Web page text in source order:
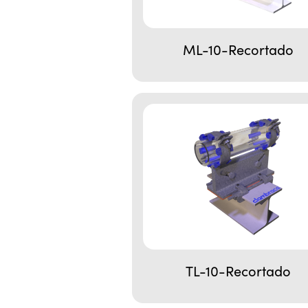
ML-10-Recortado
TL-10-Recortado